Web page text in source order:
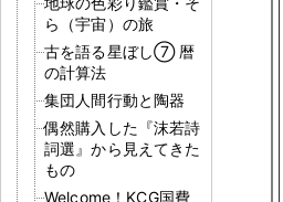
ら（宇宙）の旅
古を語る星ぼし⑦ 暦
の計算法
集団人間行動と陶器
偶然購入した『沫若詩
詞選』から見えてきた
もの
Welcome！KCG国費